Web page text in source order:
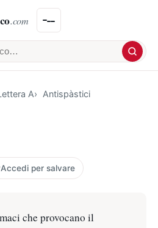
.com
A Antispàstici
Accedi per salvare
che provocano il